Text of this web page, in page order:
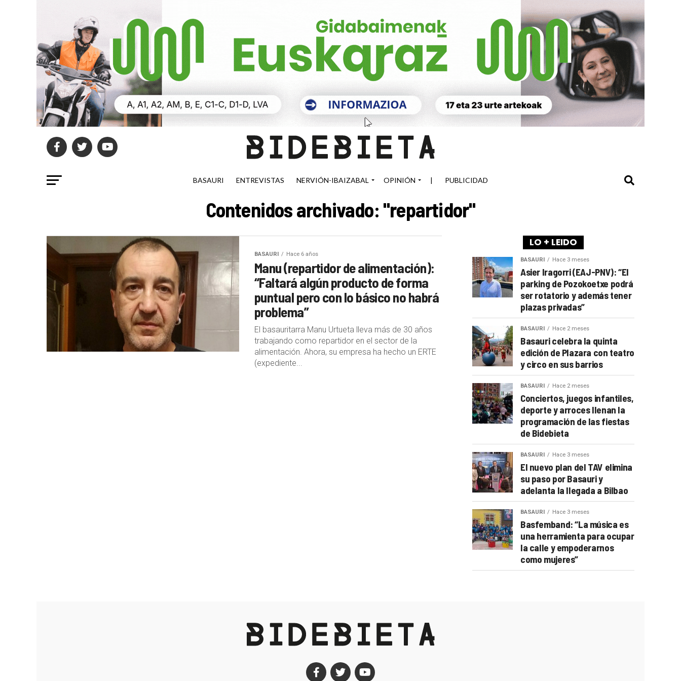
BASAURI ENTREVISTAS NERVIÓN-IBAIZABAL OPINIÓN | PUBLICIDAD
Contenidos archivado: "repartidor"
BASAURI Hace 6 años
Manu (repartidor de alimentación):
“Faltará algún producto de forma
puntual pero con lo básico no habrá
problema”
El basauritarra Manu Urtueta lleva más de 30 años
trabajando como repartidor en el sector de la
alimentación. Ahora, su empresa ha hecho un ERTE
(expediente...
LO + LEIDO
BASAURI Hace 3 meses
Asier Iragorri (EAJ-PNV): “El
parking de Pozokoetxe podrá
ser rotatorio y además tener
plazas privadas”
BASAURI Hace 2 meses
Basauri celebra la quinta
edición de Plazara con teatro
y circo en sus barrios
BASAURI Hace 2 meses
Conciertos, juegos infantiles,
deporte y arroces llenan la
programación de las fiestas
de Bidebieta
BASAURI Hace 3 meses
El nuevo plan del TAV elimina
su paso por Basauri y
adelanta la llegada a Bilbao
BASAURI Hace 3 meses
Basfemband: “La música es
una herramienta para ocupar
la calle y empoderarnos
como mujeres”